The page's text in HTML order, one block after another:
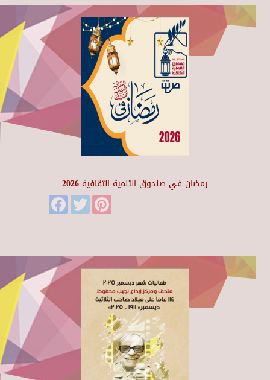
رمضان في صندوق التنمية الثقافية 2026
FacebookTwitter